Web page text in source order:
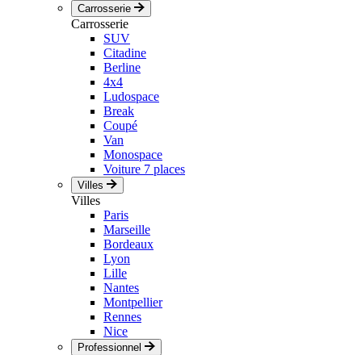
Carrosserie
Carrosserie
SUV
Citadine
Berline
4x4
Ludospace
Break
Coupé
Van
Monospace
Voiture 7 places
Villes
Villes
Paris
Marseille
Bordeaux
Lyon
Lille
Nantes
Montpellier
Rennes
Nice
Professionnel